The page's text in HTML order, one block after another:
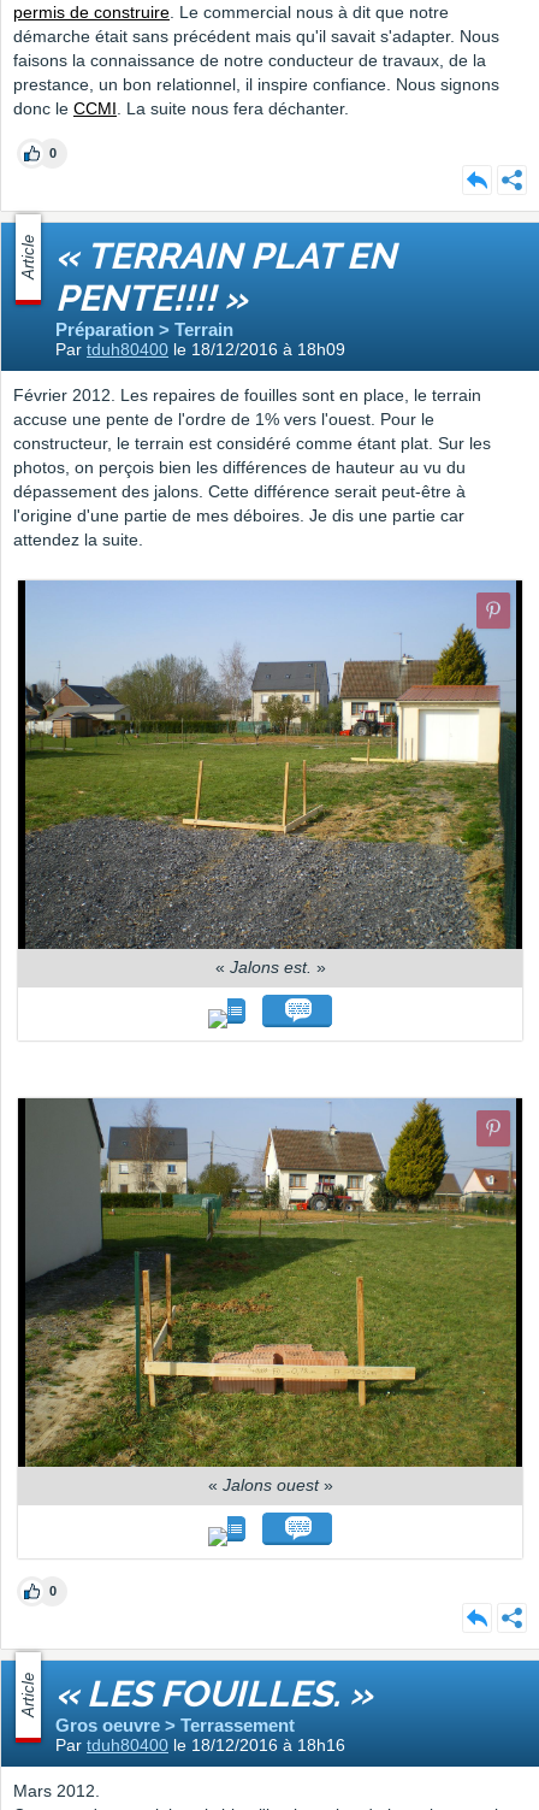
permis de construire. Le commercial nous à dit que notre
démarche était sans précédent mais qu'il savait s'adapter. Nous
faisons la connaissance de notre conducteur de travaux, de la
prestance, un bon relationnel, il inspire confiance. Nous signons
donc le CCMI. La suite nous fera déchanter.
0
Article « TERRAIN PLAT EN
PENTE!!!! »
Préparation > Terrain
Par tduh80400 le 18/12/2016 à 18h09
Février 2012. Les repaires de fouilles sont en place, le terrain
accuse une pente de l'ordre de 1% vers l'ouest. Pour le
constructeur, le terrain est considéré comme étant plat. Sur les
photos, on perçois bien les différences de hauteur au vu du
dépassement des jalons. Cette différence serait peut-être à
l'origine d'une partie de mes déboires. Je dis une partie car
attendez la suite.
« Jalons est. »
« Jalons ouest»
0
Article « LES FOUILLES. »
Gros oeuvre > Terrassement
Par tduh80400 le 18/12/2016 à 18h16
Mars 2012.